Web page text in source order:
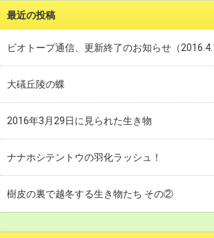
最近の投稿
ビオトープ通信、更新終了のお知らせ（
大礒丘陵の蝶
2016年3月29日に見られた生き物
ナナホシテントウの羽化ラッシュ！
樹皮の裏で越冬する生き物たち その②